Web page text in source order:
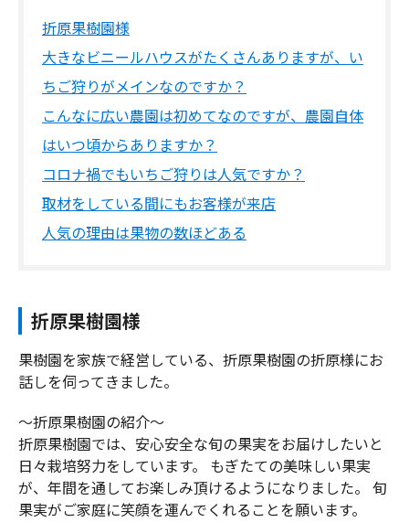
折原果樹園様
大きなビニールハウスがたくさんありますが、い
ちご狩りがメインなのですか？
こんなに広い農園は初めてなのですが、農園自体
はいつ頃からありますか？
コロナ禍でもいちご狩りは人気ですか？
取材をしている間にもお客様が来店
人気の理由は果物の数ほどある
折原果樹園様
果樹園を家族で経営している、折原果樹園の折原様にお
話しを伺ってきました。
～折原果樹園の紹介～
折原果樹園では、安心安全な旬の果実をお届けしたいと
日々栽培努力をしています。 もぎたての美味しい果実
が、年間を通してお楽しみ頂けるようになりました。 旬
果実がご家庭に笑顔を運んでくれることを願います。